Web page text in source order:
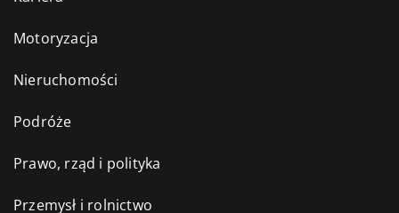
Motoryzacja
Nieruchomości
Podróże
Prawo, rząd i polityka
Przemysł i rolnictwo